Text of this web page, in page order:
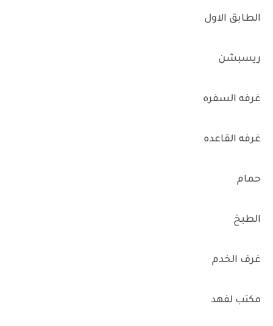
الطابق الاول
ريسبشن
غرفه السفره
غرفه القاعده
حمام
الطبخ
غرف الخدم
مكتب لفهد